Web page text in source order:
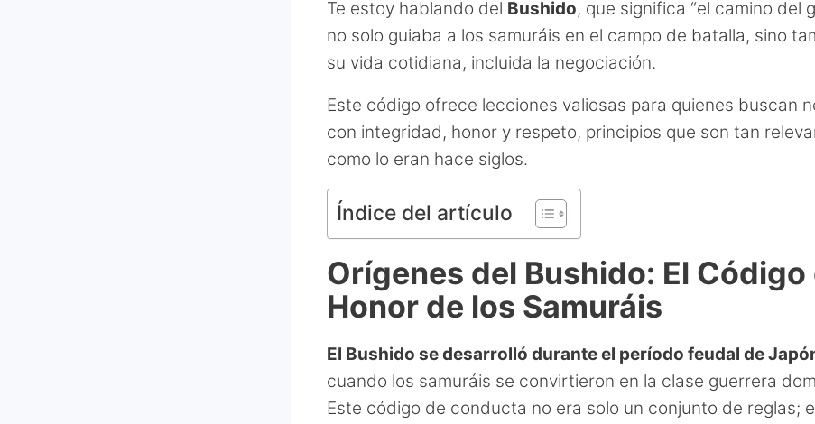
Te estoy hablando del Bushido, que significa “el camino del
no solo guiaba a los samuráis en el campo de batalla, sino
su vida cotidiana, incluida la negociación.
Este código ofrece lecciones valiosas para quienes buscan
con integridad, honor y respeto, principios que son tan
como lo eran hace siglos.
Índice del artículo
Orígenes del Bushido: El Código
Honor de los Samuráis
El Bushido se desarrolló durante el período feudal de
cuando los samuráis se convirtieron en la clase guerrera
Este código de conducta no era solo un conjunto de reglas;